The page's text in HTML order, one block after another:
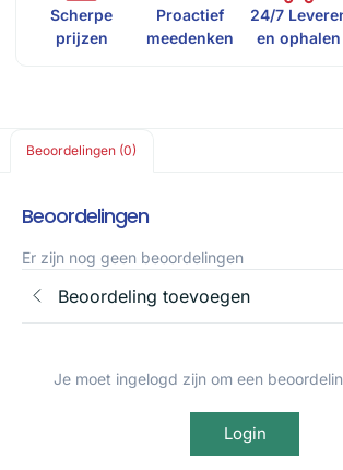
Scherpe
prijzen
Proactief
meedenken
24/7
en ophalen
Beoordelingen (0)
Beoordelingen
Er zijn nog geen beoordelingen
Beoordeling toevoegen
Je moet ingelogd zijn om een
Login